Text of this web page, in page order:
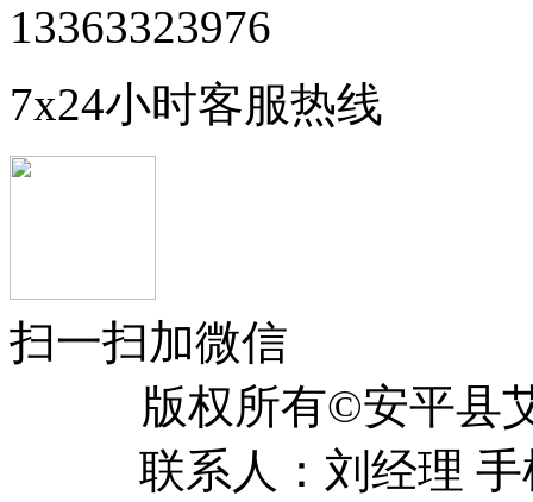
13363323976
7x24小时客服热线
扫一扫加微信
版权所有©安平
联系人：刘经理 手